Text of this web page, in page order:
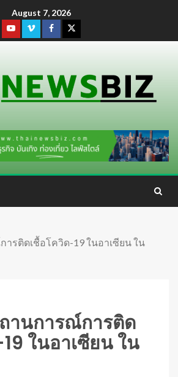
August 7, 2026
รติดเชื้อโควิด-19 ในอาเซียน ใน
านการณ์การติด
ในอาเซียน ใน